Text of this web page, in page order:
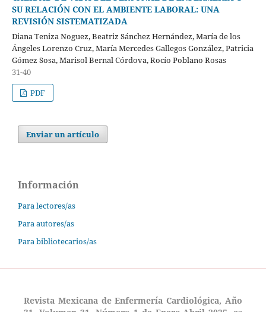
SU RELACIÓN CON EL AMBIENTE LABORAL: UNA
REVISIÓN SISTEMATIZADA
Diana Teniza Noguez, Beatriz Sánchez Hernández, María de los
Ángeles Lorenzo Cruz, María Mercedes Gallegos González, Patricia
Gómez Sosa, Marisol Bernal Córdova, Rocío Poblano Rosas
31-40
PDF
Enviar un artículo
Información
Para lectores/as
Para autores/as
Para bibliotecarios/as
Revista Mexicana de Enfermería Cardiológica, Año